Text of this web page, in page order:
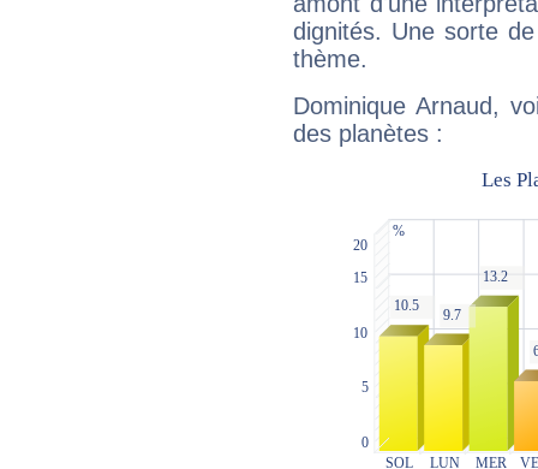
dignités. Une sorte
thème.
Dominique Arnaud,
des planètes :